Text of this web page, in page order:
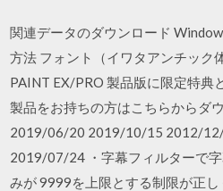
関連データのダウンロード
方法 フォント（イワタアンチック
PAINT EX/PRO 製品版に限定特典
製品をお持ちの方はこちらからダ
2019/06/20 2019/10/15 2012/
2019/07/24 ・字幕フィルターで
みが 9999を上限とする制限が正